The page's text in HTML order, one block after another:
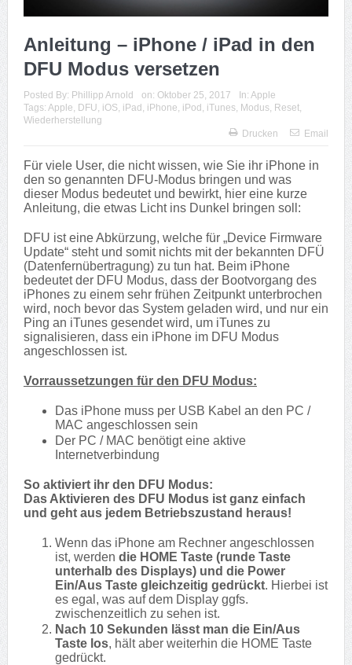
Anleitung – iPhone / iPad in den
DFU Modus versetzen
Posted By: Phillipp Arnold on: Oktober 25, 2017 In: Apple
Tags: Apple, DFU, iOS, iPad, iPhone, iPod, iTunes, Modus, Reset,
Wiederherstellung
Drucken
Email
Für viele User, die nicht wissen, wie Sie ihr iPhone in
den so genannten DFU-Modus bringen und was
dieser Modus bedeutet und bewirkt, hier eine kurze
Anleitung, die etwas Licht ins Dunkel bringen soll:
DFU ist eine Abkürzung, welche für „Device Firmware
Update“ steht und somit nichts mit der bekannten DFÜ
(Datenfernübertragung) zu tun hat. Beim iPhone
bedeutet der DFU Modus, dass der Bootvorgang des
iPhones zu einem sehr frühen Zeitpunkt unterbrochen
wird, noch bevor das System geladen wird, und nur ein
Ping an iTunes gesendet wird, um iTunes zu
signalisieren, dass ein iPhone im DFU Modus
angeschlossen ist.
Vorraussetzungen für den DFU Modus:
Das iPhone muss per USB Kabel an den PC /
MAC angeschlossen sein
Der PC / MAC benötigt eine aktive
Internetverbindung
So aktiviert ihr den DFU Modus:
Das Aktivieren des DFU Modus ist ganz einfach
und geht aus jedem Betriebszustand heraus!
Wenn das iPhone am Rechner angeschlossen
ist, werden die HOME Taste (runde Taste
unterhalb des Displays) und die Power
Ein/Aus Taste gleichzeitig gedrückt. Hierbei ist
es egal, was auf dem Display ggfs.
zwischenzeitlich zu sehen ist.
Nach 10 Sekunden lässt man die Ein/Aus
Taste los, hält aber weiterhin die HOME Taste
gedrückt.